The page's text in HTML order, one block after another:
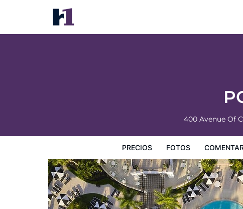
400 Avenue Of
PRECIOS FOTOS
PGA National Resort
Precios